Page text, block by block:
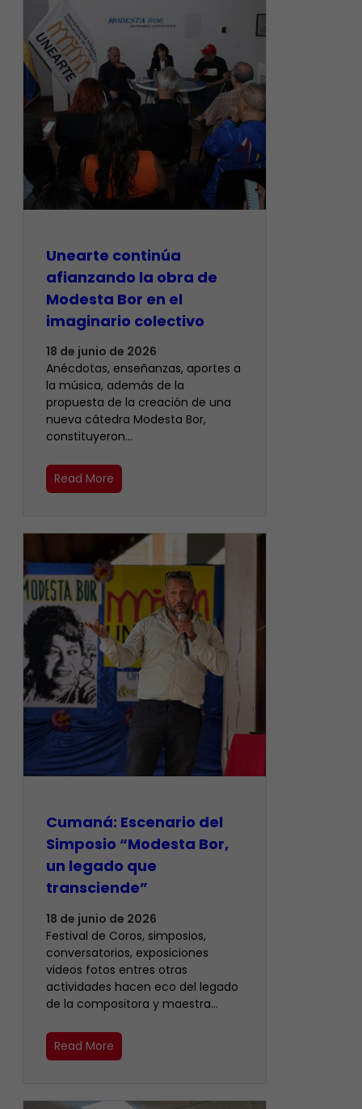
Unearte continúa
afianzando la obra de
Modesta Bor en el
imaginario colectivo
18 de junio de 2026
Anécdotas, enseñanzas, aportes a
la música, además de la
propuesta de la creación de una
nueva cátedra Modesta Bor,
constituyeron…
Read More
Cumaná: Escenario del
Simposio “Modesta Bor,
un legado que
transciende”
18 de junio de 2026
Festival de Coros, simposios,
conversatorios, exposiciones
videos fotos entres otras
actividades hacen eco del legado
de la compositora y maestra…
Read More